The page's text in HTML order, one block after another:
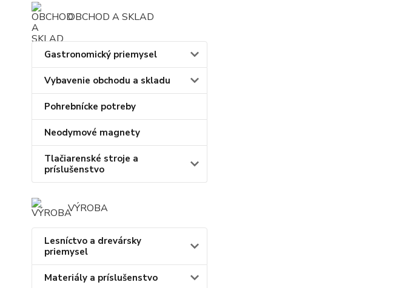
OBCHOD A SKLAD
Gastronomický priemysel
Vybavenie obchodu a skladu
Pohrebnícke potreby
Neodymové magnety
Tlačiarenské stroje a
príslušenstvo
VÝROBA
Lesníctvo a drevársky
priemysel
Materiály a príslušenstvo